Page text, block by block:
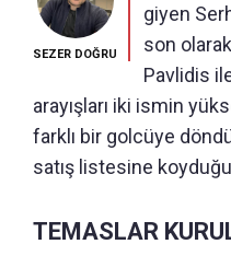
SEZER DOĞRU
giyen
son
Pavlidis
arayışları iki ismin
farklı bir golcüye
satış listesine
TEMASLAR